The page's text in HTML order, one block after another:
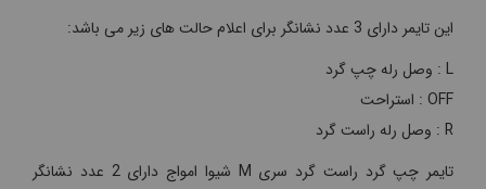
این تایمر دارای 3 عدد نشانگر برای اعلام حالت های زیر می باشد:
L : وصل رله چپ گرد
OFF : استراحت
R : وصل رله راست گرد
تایمر چپ گرد راست گرد سری M شیوا امواج دارای 2 عدد نشانگر